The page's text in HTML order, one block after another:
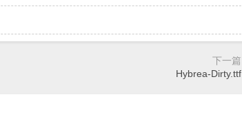
下一篇
Hybrea-Dirty.ttf